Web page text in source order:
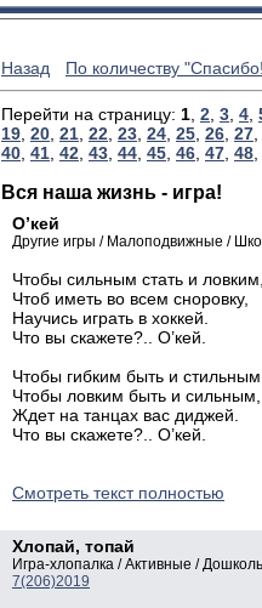
Назад По количеству
Перейти на страницу: 1 2 3 4
19 20 21 22 23 24 25 26 27
40 41 42 43 44 45 46 47 48
Вся наша жизнь - игра!
О’кей
Другие игры / Малоподвижные /
Чтобы сильным стать и
Чтоб иметь во всем сноровку,
Научись играть в хоккей.
Что вы скажете?.. О’кей.
Чтобы гибким быть и
Чтобы ловким быть и сильным,
Ждет на танцах вас диджей.
Что вы скажете?.. О’кей.
Смотреть текст полностью
Хлопай, топай
Игра-хлопалка / Активные /
7(206)2019